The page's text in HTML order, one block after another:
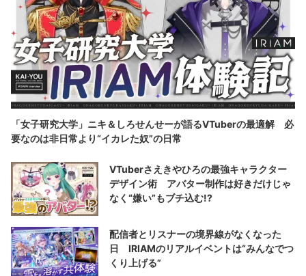
「女子研究大学」ニキ＆しろせんせーが語るVTuberの最適解 必
要なのは非日常より“イカレた奴”の日常
VTuberさえきやひろの最強キャラクター
デザイン術 アバター制作は好きだけじゃ
なく“嫌い”もブチ込む!?
配信者とリスナーの境界線がなくなった
日 IRIAMのリアルイベントは“みんなでつ
くり上げる”